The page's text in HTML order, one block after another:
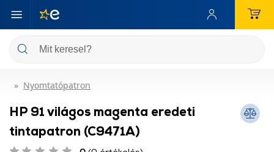
Nyomtatópatron
HP 91 világos magenta eredeti
tintapatron (C9471A)